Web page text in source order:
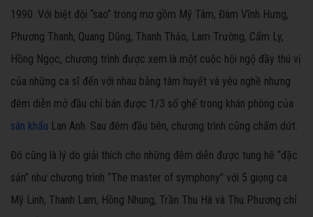
1990. Với biệt đội “sao” trong mơ gồm Mỹ Tâm, Đàm Vĩnh Hưng,
Phương Thanh, Quang Dũng, Thanh Thảo, Lam Trường, Cẩm Ly,
Hồng Ngọc, chương trình được xem là một cuộc hội ngộ đầy thú vị
của những ca sĩ đến với nhau bằng tâm huyết và yêu nghề nhưng
đêm diễn mở đầu chỉ bán được 1/3 số ghế trong khán phòng của
sân khấu Lan Anh. Sau đêm đầu tiên, chương trình cũng chấm dứt.
Đó cũng là lý do giải thích cho những đêm diễn được tung hê “đặc
sản” như chương trình “The master of symphony” với 5 giọng ca:
Mỹ Linh, Thanh Lam, Hồng Nhung, Trần Thu Hà và Thu Phương chỉ